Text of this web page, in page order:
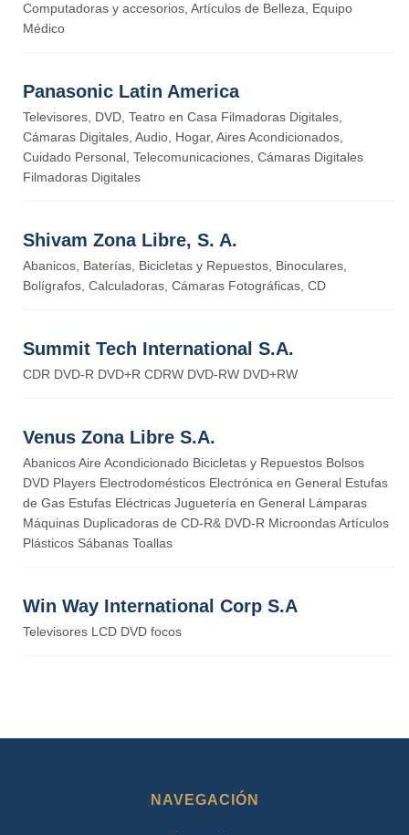
Computadoras y accesorios, Artículos de Belleza, Equipo
Médico
Panasonic Latin America
Televisores, DVD, Teatro en Casa Filmadoras Digitales,
Cámaras Digitales, Audio, Hogar, Aires Acondicionados,
Cuidado Personal, Telecomunicaciones, Cámaras Digitales
Filmadoras Digitales
Shivam Zona Libre, S. A.
Abanicos, Baterías, Bicicletas y Repuestos, Binoculares,
Bolígrafos, Calculadoras, Cámaras Fotográficas, CD
Summit Tech International S.A.
CDR DVD-R DVD+R CDRW DVD-RW DVD+RW
Venus Zona Libre S.A.
Abanicos Aire Acondicionado Bicicletas y Repuestos Bolsos
DVD Players Electrodomésticos Electrónica en General Estufas
de Gas Estufas Eléctricas Juguetería en General Lámparas
Máquinas Duplicadoras de CD-R& DVD-R Microondas Artículos
Plásticos Sábanas Toallas
Win Way International Corp S.A
Televisores LCD DVD focos
NAVEGACIÓN